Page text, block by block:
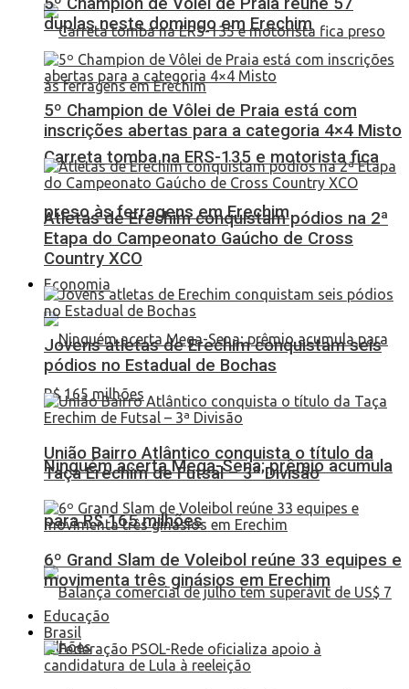
Carreta tomba na ERS-135 e motorista fica
preso às ferragens em Erechim
Economia
Ninguém acerta Mega-Sena; prêmio acumula
para R$ 165 milhões
duplas neste domingo em Erechim
5º Champion de Vôlei de Praia está com
inscrições abertas para a categoria 4×4 Misto
Atletas de Erechim conquistam pódios na 2ª
Etapa do Campeonato Gaúcho de Cross
Country XCO
Jovens atletas de Erechim conquistam seis
pódios no Estadual de Bochas
União Bairro Atlântico conquista o título da
Taça Erechim de Futsal – 3ª Divisão
6º Grand Slam de Voleibol reúne 33 equipes e
movimenta três ginásios em Erechim
Educação
Brasil